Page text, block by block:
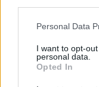
Please note that
not limited to your
grant or deny
use your data for
Personal Data
I want to opt-
personal data.
Opted In
meghaltak
négy kötet óta
visszaszerezze
háborúskodás is.
tenger